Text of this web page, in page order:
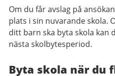
Om du får avslag på
plats i sin nuvarande skola.
ditt barn ska byta skola kan
nästa skolbytesperiod.
Byta skola när du